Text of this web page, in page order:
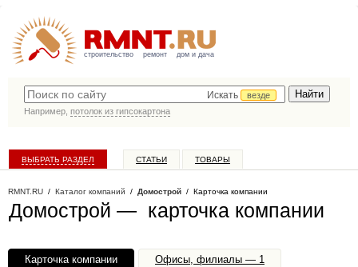
строительство ремонт дом и дача
Искать
везде
Например, потолок из гипсокартона
ВЫБРАТЬ РАЗДЕЛ СТАТЬИ ТОВАРЫ
RMNT.RU / Каталог компаний / Домострой / Карточка компании
Домострой — карточка компании
Карточка компании Офисы, филиалы — 1